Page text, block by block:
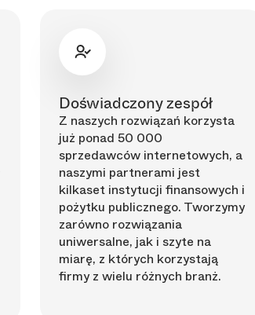
Doświadczony zespół
Z naszych rozwiązań korzysta
już ponad 50 000
sprzedawców internetowych, a
naszymi partnerami jest
kilkaset instytucji finansowych i
pożytku publicznego. Tworzymy
zarówno rozwiązania
uniwersalne, jak i szyte na
miarę, z których korzystają
firmy z wielu różnych branż.